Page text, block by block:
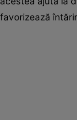
favorizează